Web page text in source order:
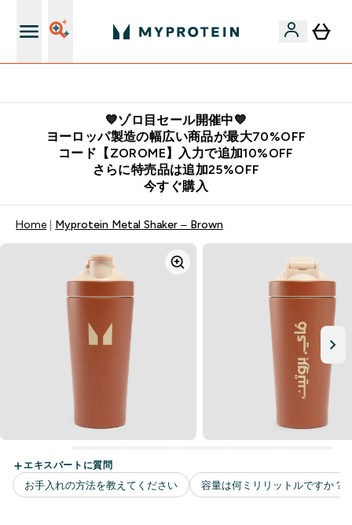
💙ゾロ目セール開催中💙
ヨーロッパ製造の幅広い商品が最大70%OFF
コード【ZOROME】入力で追加10%OFF
さらに特売品は追加25%OFF
今すぐ購入
Home Myprotein Metal Shaker – Brown